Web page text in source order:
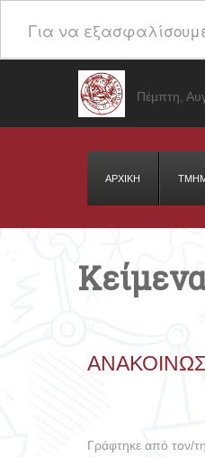
Για να εξασφαλίσουμε
Πέμπτη,
ΑΡΧΙΚΗ
Κείμενα
Γράφτηκε από τον/